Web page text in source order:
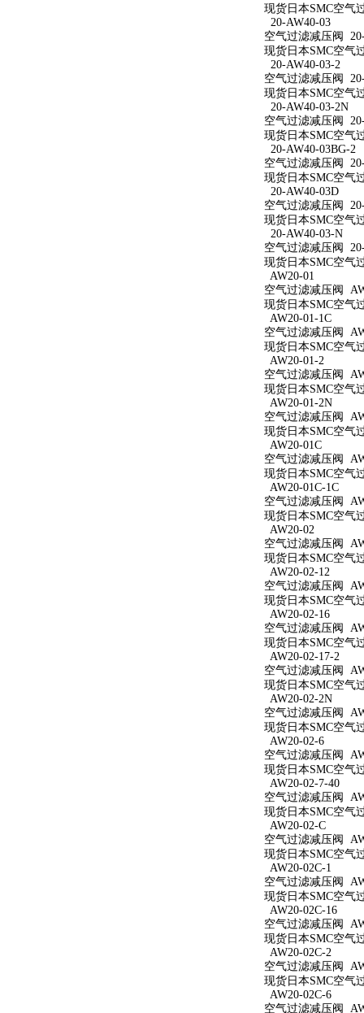
现货日本SMC空气
20-AW40-03
空气过滤减压阀
现货日本SMC空气
20-AW40-03-2
空气过滤减压阀
现货日本SMC空气
20-AW40-03-2N
空气过滤减压阀
现货日本SMC空气
20-AW40-03BG-2
空气过滤减压阀
现货日本SMC空气
20-AW40-03D
空气过滤减压阀
现货日本SMC空气
20-AW40-03-N
空气过滤减压阀
现货日本SMC空气
AW20-01
空气过滤减压阀
现货日本SMC空气
AW20-01-1C
空气过滤减压阀
现货日本SMC空气
AW20-01-2
空气过滤减压阀
现货日本SMC空气
AW20-01-2N
空气过滤减压阀
现货日本SMC空气
AW20-01C
空气过滤减压阀
现货日本SMC空气
AW20-01C-1C
空气过滤减压阀
现货日本SMC空气
AW20-02
空气过滤减压阀
现货日本SMC空气
AW20-02-12
空气过滤减压阀
现货日本SMC空气
AW20-02-16
空气过滤减压阀
现货日本SMC空气
AW20-02-17-2
空气过滤减压阀
现货日本SMC空气
AW20-02-2N
空气过滤减压阀
现货日本SMC空气
AW20-02-6
空气过滤减压阀
现货日本SMC空气
AW20-02-7-40
空气过滤减压阀
现货日本SMC空气
AW20-02-C
空气过滤减压阀
现货日本SMC空气
AW20-02C-1
空气过滤减压阀
现货日本SMC空气
AW20-02C-16
空气过滤减压阀
现货日本SMC空气
AW20-02C-2
空气过滤减压阀
现货日本SMC空气
AW20-02C-6
空气过滤减压阀